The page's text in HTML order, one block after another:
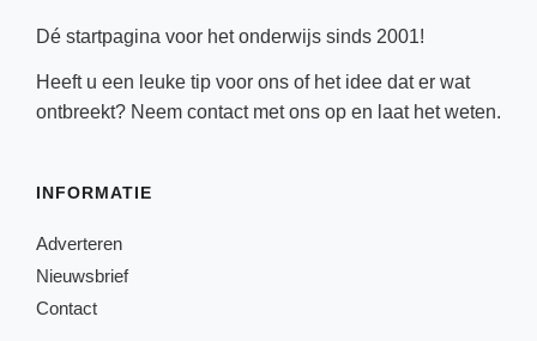
Dé startpagina voor het onderwijs sinds 2001!
Heeft u een leuke tip voor ons of het idee dat er wat
ontbreekt? Neem contactmet ons op en laat het weten.
INFORMATIE
Adverteren
Nieuwsbrief
Contact